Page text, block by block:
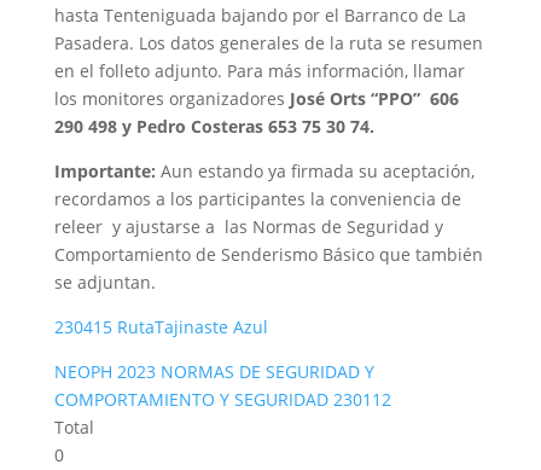
hasta Tenteniguada bajando por el Barranco de La
Pasadera. Los datos generales de la ruta se resumen
en el folleto adjunto. Para más información, llamar
los monitores organizadores José Orts “PPO” 606
290 498 y Pedro Costeras 653 75 30 74.
Importante: Aun estando ya firmada su aceptación,
recordamos a los participantes la conveniencia de
releer y ajustarse a las Normas de Seguridad y
Comportamiento de Senderismo Básico que también
se adjuntan.
230415 RutaTajinaste Azul
NEOPH 2023 NORMAS DE SEGURIDAD Y
COMPORTAMIENTO Y SEGURIDAD 230112
Total
0